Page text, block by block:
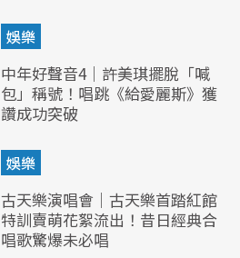
娛樂
中年好聲音4｜許美琪擺脫「喊
包」稱號！唱跳《給愛麗斯》獲
讚成功突破
娛樂
古天樂演唱會｜古天樂首踏紅館
特訓賣萌花絮流出！昔日經典合
唱歌驚爆未必唱